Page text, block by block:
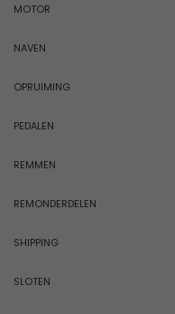
MOTOR
NAVEN
OPRUIMING
PEDALEN
REMMEN
REMONDERDELEN
SHIPPING
SLOTEN